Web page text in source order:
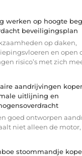
werken op hoogte
beveiligingsplan
op daken,
en open
risico’s met zich
aandrijvingen
uitlijning en
goed ontworpen
niet alleen de motor,
stoommandje